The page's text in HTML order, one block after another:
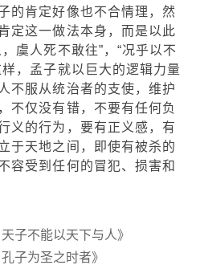
的肯定好像也不合情理，然
定这一做法本身，而是以此
虞人死不敢往”，“况乎以不
，孟子就以巨大的逻辑力量
不服从统治者的支使，维护
不仅没有错，不要有任何负
义的行为，要有正义感，有
于天地之间，即使有被杀的
容受到任何的冒犯、损害和
天子不能以天下与人》
子为圣之时者》